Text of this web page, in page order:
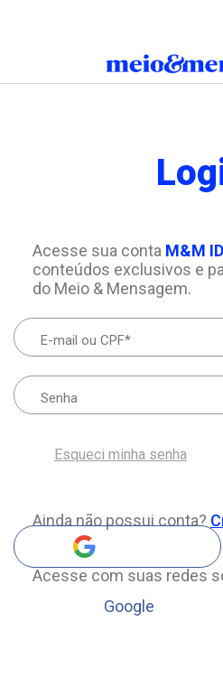
Acesse sua conta M&M ID
conteúdos exclusivos e
do Meio & Mensagem.
Esqueci minha senha
Ainda não possui conta?
Acesse com suas redes
Google